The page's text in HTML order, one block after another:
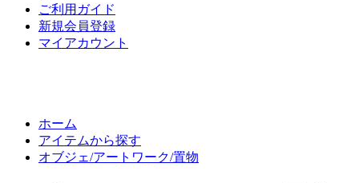
ご利用ガイド
新規会員登録
マイアカウント
ホーム
アイテムから探す
オブジェ/アートワーク/置物